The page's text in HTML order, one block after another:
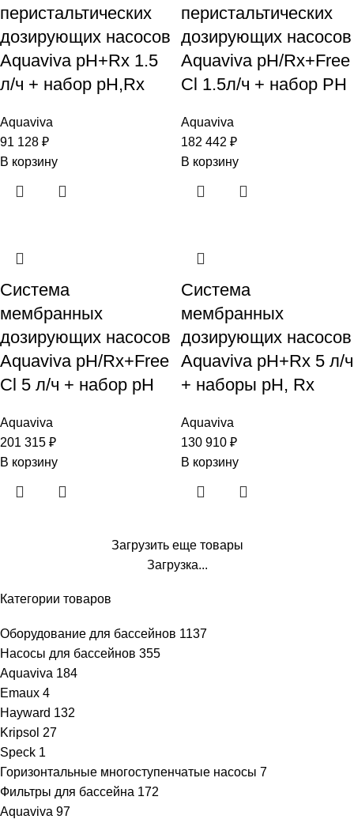
Категории товаров
Оборудование для бассейнов 1137
Насосы для бассейнов 355
Aquaviva 184
Emaux 4
Hayward 132
Kripsol 27
Speck 1
Горизонтальные многоступенчатые насосы 7
Фильтры для бассейна 172
Aquaviva 97
перистальтических
дозирующих насосов
Aquaviva pH+Rx 1.5
л/ч + набор pH,Rx
Aquaviva
91 128 ₽
В корзину
перистальтических
дозирующих насосов
Aquaviva pH/Rx+Free
Cl 1.5л/ч + набор PH
Aquaviva
182 442 ₽
В корзину
Система
мембранных
дозирующих насосов
Aquaviva pH/Rx+Free
Cl 5 л/ч + набор pH
Aquaviva
201 315 ₽
В корзину
Система
мембранных
дозирующих насосов
Aquaviva pH+Rx 5 л/ч
+ наборы pH, Rx
Aquaviva
130 910 ₽
В корзину
Загрузить еще товары
Загрузка...